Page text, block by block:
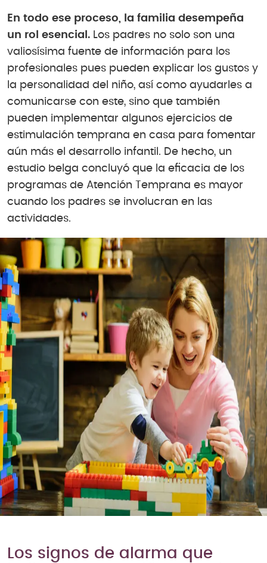
En todo ese proceso, la familia desempeña
un rol esencial. Los padres no solo son una
valiosísima fuente de información para los
profesionales pues pueden explicar los gustos y
la personalidad del niño, así como ayudarles a
comunicarse con este, sino que también
pueden implementar algunos ejercicios de
estimulación temprana en casa para fomentar
aún más el desarrollo infantil. De hecho, un
estudio belga concluyó que la eficacia de los
programas de Atención Temprana es mayor
cuando los padres se involucran en las
actividades.
Los signos de alarma que